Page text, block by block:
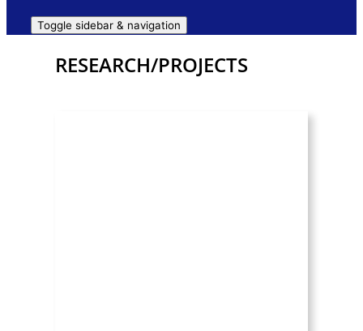
Toggle sidebar & navigation
RESEARCH/PROJECTS